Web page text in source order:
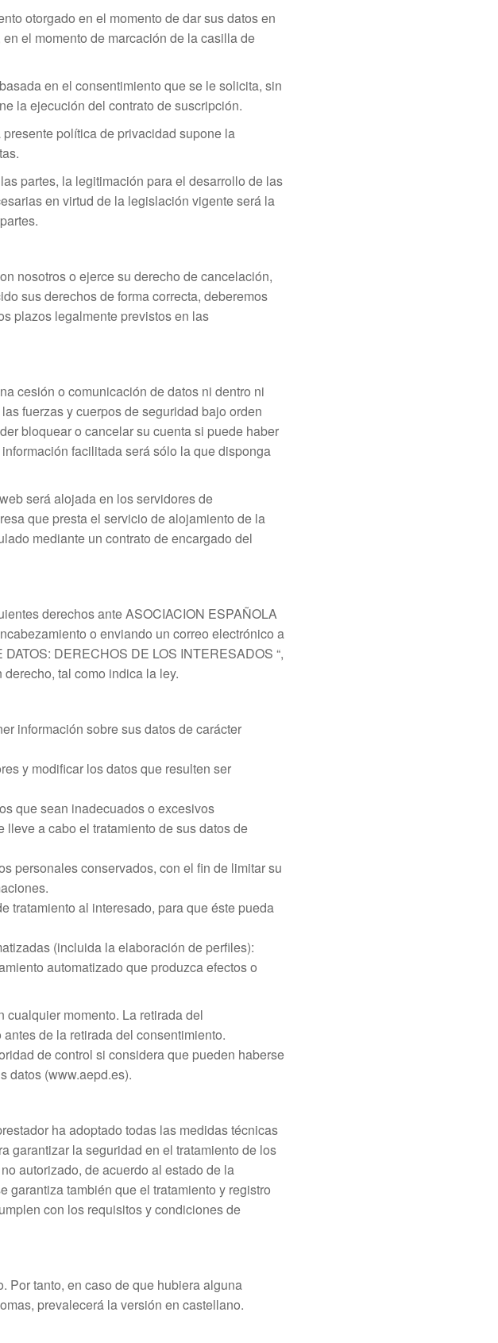
otorgado en el momento de dar sus datos en
el momento de marcación de la casilla de
en el consentimiento que se le solicita, sin
la ejecución del contrato de suscripción.
política de privacidad supone la
partes, la legitimación para el desarrollo de las
en virtud de la legislación vigente será la
nosotros o ejerce su derecho de cancelación,
sus derechos de forma correcta, deberemos
plazos legalmente previstos en las
cesión o comunicación de datos ni dentro ni
fuerzas y cuerpos de seguridad bajo orden
bloquear o cancelar su cuenta si puede haber
facilitada será sólo la que disponga
será alojada en los servidores de
que presta el servicio de alojamiento de la
mediante un contrato de encargado del
derechos ante ASOCIACION ESPAÑOLA
o enviando un correo electrónico a
DERECHOS DE LOS INTERESADOS “,
tal como indica la ley.
información sobre sus datos de carácter
y modificar los datos que resulten ser
que sean inadecuados o excesivos
a cabo el tratamiento de sus datos de
personales conservados, con el fin de limitar su
tratamiento al interesado, para que éste pueda
(incluida la elaboración de perfiles):
automatizado que produzca efectos o
momento. La retirada del
de la retirada del consentimiento.
de control si considera que pueden haberse
datos (www.aepd.es).
ha adoptado todas las medidas técnicas
garantizar la seguridad en el tratamiento de los
autorizado, de acuerdo al estado de la
garantiza también que el tratamiento y registro
con los requisitos y condiciones de
Por tanto, en caso de que hubiera alguna
prevalecerá la versión en castellano.